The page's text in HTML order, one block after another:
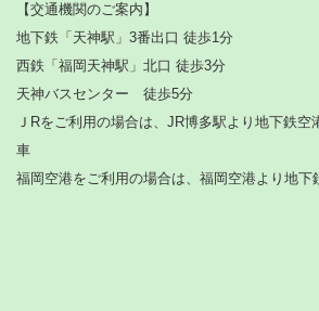
【交通機関のご案内】
地下鉄「天神駅」3番出口 徒歩1分
西鉄「福岡天神駅」北口 徒歩3分
天神バスセンター 徒歩5分
ＪRをご利用の場合は、JR博多駅より地下鉄
車
福岡空港をご利用の場合は、福岡空港より地下